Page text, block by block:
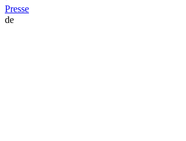
Presse
de